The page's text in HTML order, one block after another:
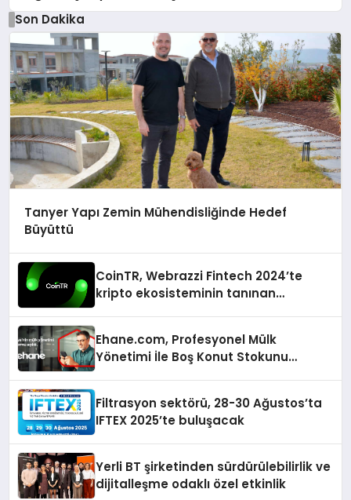
Son Dakika
Tanyer Yapı Zemin Mühendisliğinde Hedef
Büyüttü
CoinTR, Webrazzi Fintech 2024’te
kripto ekosisteminin tanınan
Ehane.com, Profesyonel Mülk
Yönetimi İle Boş Konut Stokunu
Filtrasyon sektörü, 28-30 Ağustos’ta
IFTEX 2025’te buluşacak
Yerli BT şirketinden sürdürülebilirlik ve
dijitalleşme odaklı özel etkinlik